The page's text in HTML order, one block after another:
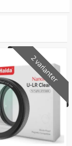
tejp
2 varianter